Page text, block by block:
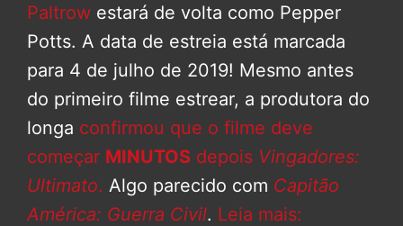
Paltrow estará de volta como Pepper
Potts. A data de estreia está marcada
para 4 de julho de 2019! Mesmo antes
do primeiro filme estrear, a produtora do
longa confirmou que o filme deve
começar MINUTOS depois Vingadores:
Ultimato. Algo parecido com Capitão
América: Guerra Civil. Leia mais: